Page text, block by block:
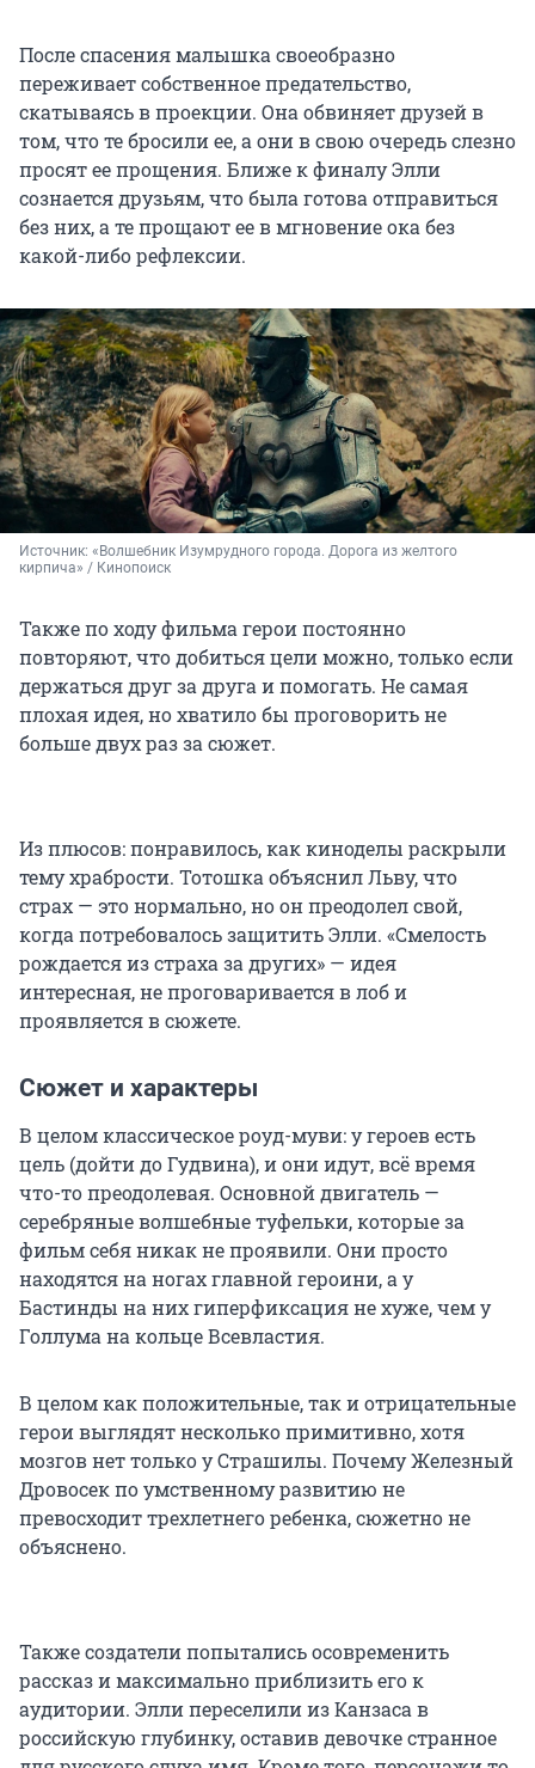
После спасения малышка своеобразно
переживает собственное предательство,
скатываясь в проекции. Она обвиняет друзей в
том, что те бросили ее, а они в свою очередь слезно
просят ее прощения. Ближе к финалу Элли
сознается друзьям, что была готова отправиться
без них, а те прощают ее в мгновение ока без
какой-либо рефлексии.
Источник: «Волшебник Изумрудного города. Дорога из желтого
кирпича» / Кинопоиск
Также по ходу фильма герои постоянно
повторяют, что добиться цели можно, только если
держаться друг за друга и помогать. Не самая
плохая идея, но хватило бы проговорить не
больше двух раз за сюжет.
Из плюсов: понравилось, как киноделы раскрыли
тему храбрости. Тотошка объяснил Льву, что
страх — это нормально, но он преодолел свой,
когда потребовалось защитить Элли. «Смелость
рождается из страха за других» — идея
интересная, не проговаривается в лоб и
проявляется в сюжете.
Сюжет и характеры
В целом классическое роуд-муви: у героев есть
цель (дойти до Гудвина), и они идут, всё время
что-то преодолевая. Основной двигатель —
серебряные волшебные туфельки, которые за
фильм себя никак не проявили. Они просто
находятся на ногах главной героини, а у
Бастинды на них гиперфиксация не хуже, чем у
Голлума на кольце Всевластия.
В целом как положительные, так и отрицательные
герои выглядят несколько примитивно, хотя
мозгов нет только у Страшилы. Почему Железный
Дровосек по умственному развитию не
превосходит трехлетнего ребенка, сюжетно не
объяснено.
Также создатели попытались осовременить
рассказ и максимально приблизить его к
аудитории. Элли переселили из Канзаса в
российскую глубинку, оставив девочке странное